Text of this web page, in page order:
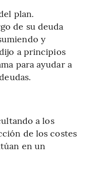
plan.
de su deuda
y
a principios
para ayudar a
a los
de los costes
en un